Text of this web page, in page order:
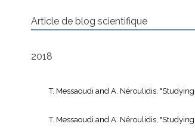
Article de blog scientifique
2018
T. Messaoudi and A. Néroulidis,
T. Messaoudi and A. Néroulidis,